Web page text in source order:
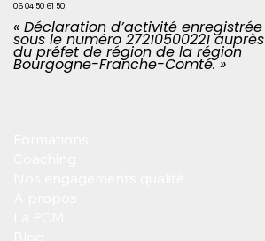
06 04 50 61 50
« Déclaration d’activité enregistrée
sous le numéro 27210500221 auprès
du préfet de région de la région
Bourgogne-Franche-Comté. »